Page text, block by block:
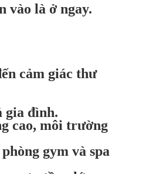
vào là ở ngay.
cảm giác thư
gia đình.
cao, môi trường
gym và spa